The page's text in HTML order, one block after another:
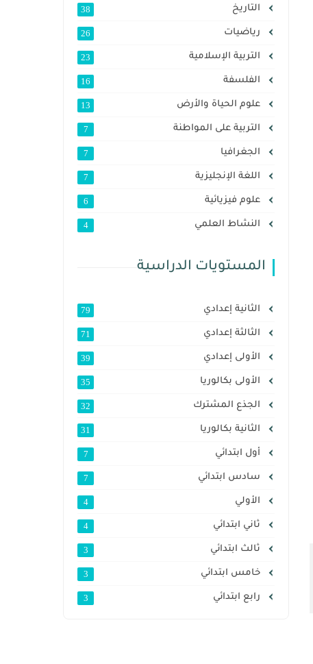
التاريخ 38
رياضيات 26
التربية الإسلامية 23
الفلسفة 16
علوم الحياة والأرض 13
التربية على المواطنة 7
الجغرافيا 7
اللغة الإنجليزية 7
علوم فيزيائية 6
النشاط العلمي 4
المستويات الدراسية
الثانية إعدادي 79
الثالثة إعدادي 71
الأولى إعدادي 39
الأولى بكالوريا 35
الجذع المشترك 32
الثانية بكالوريا 31
أول ابتدائي 7
سادس ابتدائي 7
الأولي 4
ثاني ابتدائي 4
ثالث ابتدائي 3
خامس ابتدائي 3
رابع ابتدائي 3